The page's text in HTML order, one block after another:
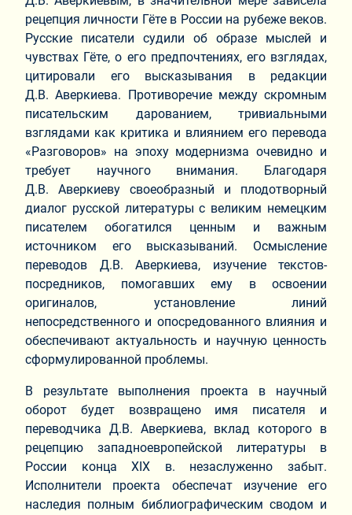
рецепция личности Гёте в России на рубеже веков.
Русские писатели судили об образе мыслей и
чувствах Гёте, о его предпочтениях, его взглядах,
цитировали его высказывания в редакции
Д.В. Аверкиева. Противоречие между скромным
писательским дарованием, тривиальными
взглядами как критика и влиянием его перевода
«Разговоров» на эпоху модернизма очевидно и
требует научного внимания. Благодаря
Д.В. Аверкиеву своеобразный и плодотворный
диалог русской литературы с великим немецким
писателем обогатился ценным и важным
источником его высказываний. Осмысление
переводов Д.В. Аверкиева, изучение текстов-
посредников, помогавших ему в освоении
оригиналов, установление линий
непосредственного и опосредованного влияния и
обеспечивают актуальность и научную ценность
сформулированной проблемы.
В результате выполнения проекта в научный
оборот будет возвращено имя писателя и
переводчика Д.В. Аверкиева, вклад которого в
рецепцию западноевропейской литературы в
России конца XIX в. незаслуженно забыт.
Исполнители проекта обеспечат изучение его
наследия полным библиографическим сводом и